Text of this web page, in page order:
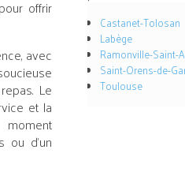
offrir
avec
Le
et la
ou d’un
Castanet-Tolosan
Labège
Ramonville-Saint-
Saint-Orens-de-
Toulouse